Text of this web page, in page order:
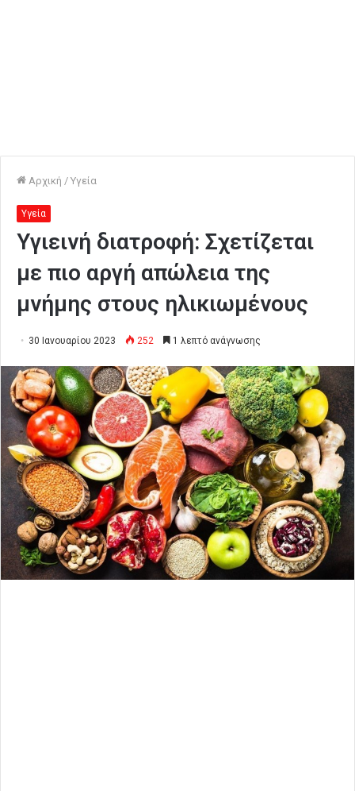
Αρχική / Υγεία
Υγεία
Υγιεινή διατροφή: Σχετίζεται
με πιο αργή απώλεια της
μνήμης στους ηλικιωμένους
30 Ιανουαρίου 2023 252 1 λεπτό ανάγνωσης